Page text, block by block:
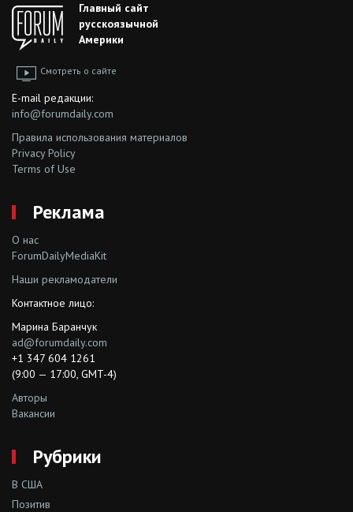
Главный сайт
русскоязычной
Америки
Смотреть о сайте
E-mail редакции:
info@forumdaily.com
Правила использования материалов
Privacy Policy
Terms of Use
Реклама
О нас
ForumDailyMediaKit
Наши рекламодатели
Контактное лицо:
Марина Баранчук
ad@forumdaily.com
+1 347 604 1261
(9:00 — 17:00, GMT-4)
Авторы
Вакансии
Рубрики
В США
Позитив